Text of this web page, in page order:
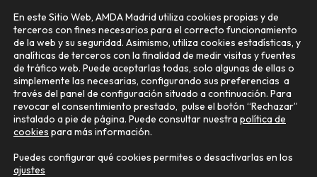
contenido
Main
Menu
TAYRE SPORT Vehículos
seminuevos y ocasión
En este Sitio Web, AMDA Madrid utiliza cookies propias y de
terceros con fines necesarios para el correcto funcionamiento
de la web y su seguridad. Asimismo, utiliza cookies estadísticas, y
analíticas de terceros con la finalidad de medir visitas y fuentes
de tráfico web. Puede aceptarlas todas, solo algunas de ellas o
simplemente las necesarias, configurando sus preferencias a
través del panel de configuración situado a continuación. Para
revocar el consentimiento prestado, pulse el botón “Rechazar”
instalado a pie de página. Puede consultar nuestrapolítica de
cookies para más información.
Puedes configurar qué cookies permites o desactivarlas en los
ajustes